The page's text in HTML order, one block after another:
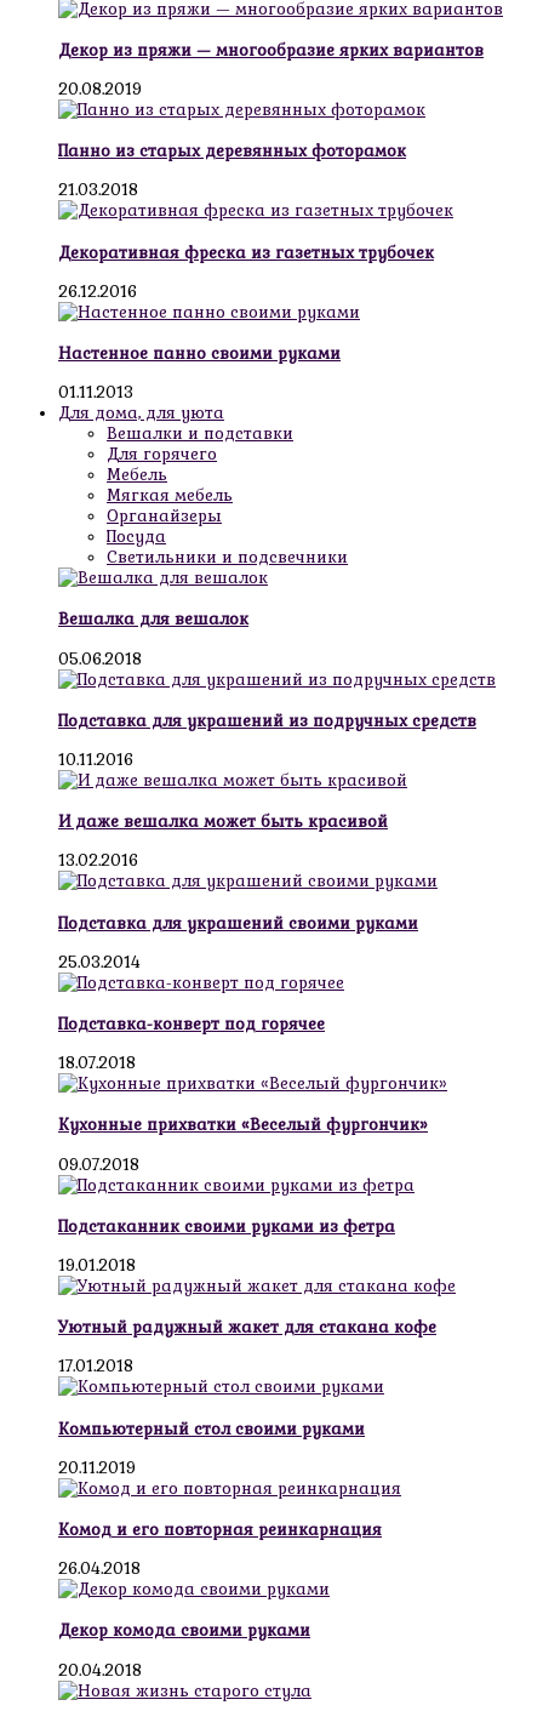
Декор из пряжи — многообразие ярких вариантов
20.08.2019
Панно из старых деревянных фоторамок
21.03.2018
Декоративная фреска из газетных трубочек
26.12.2016
Настенное панно своими руками
01.11.2013
Для дома, для уюта
Вешалки и подставки
Для горячего
Мебель
Мягкая мебель
Органайзеры
Посуда
Светильники и подсвечники
Вешалка для вешалок
05.06.2018
Подставка для украшений из подручных средств
10.11.2016
И даже вешалка может быть красивой
13.02.2016
Подставка для украшений своими руками
25.03.2014
Подставка-конверт под горячее
18.07.2018
Кухонные прихватки «Веселый фургончик»
09.07.2018
Подстаканник своими руками из фетра
19.01.2018
Уютный радужный жакет для стакана кофе
17.01.2018
Компьютерный стол своими руками
20.11.2019
Комод и его повторная реинкарнация
26.04.2018
Декор комода своими руками
20.04.2018